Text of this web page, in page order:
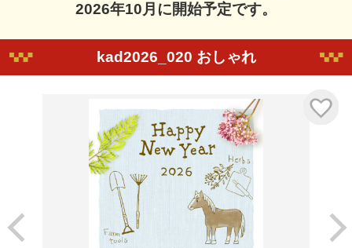
2026年10月に開始予定です。
kad2026_020 おしゃれ